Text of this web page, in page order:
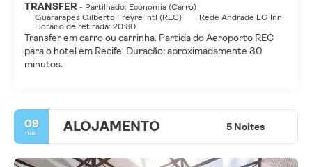
TRANSFER - Partilhado: Economia (Carro)
Guararapes Gilberto Freyre Intl (REC)
Rede Andrade LG Inn
Horário de retirada: 20:30
Transfer em carro ou carrinha. Partida do Aeroporto REC
para o hotel em Recife. Duração: aproximadamente 30
minutos.
09
mai. ALOJAMENTO 5 Noites